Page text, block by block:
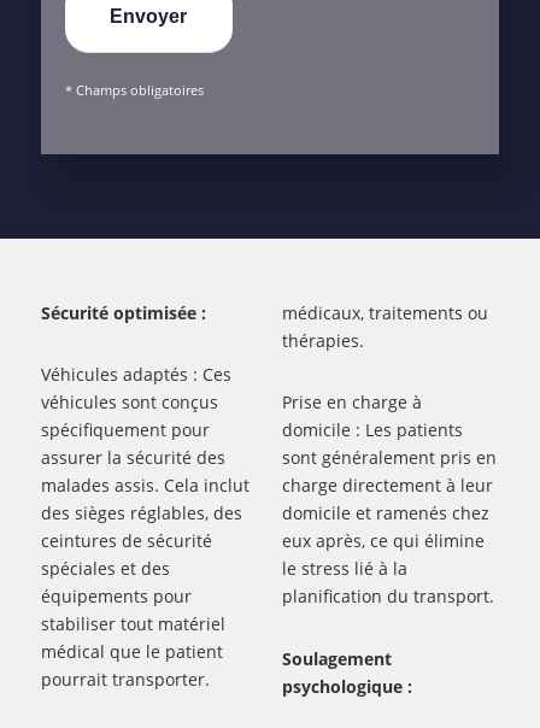
* Champs obligatoires
Sécurité optimisée :
Véhicules adaptés : Ces
véhicules sont conçus
spécifiquement pour
assurer la sécurité des
malades assis. Cela inclut
des sièges réglables, des
ceintures de sécurité
spéciales et des
équipements pour
stabiliser tout matériel
médical que le patient
pourrait transporter.
médicaux, traitements ou
thérapies.
Prise en charge à
domicile : Les patients
sont généralement pris en
charge directement à leur
domicile et ramenés chez
eux après, ce qui élimine
le stress lié à la
planification du transport.
Soulagement
psychologique :